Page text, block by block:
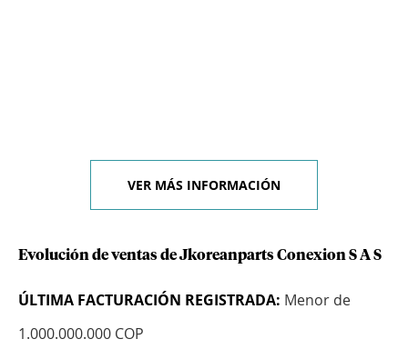
VER MÁS INFORMACIÓN
Evolución de ventas de Jkoreanparts Conexion S A S
ÚLTIMA FACTURACIÓN REGISTRADA: Menor de
1.000.000.000 COP